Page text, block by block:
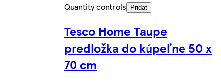
Quantity controls
Pridať
Tesco Home Taupe
predložka do kúpeľne 50 x
70 cm